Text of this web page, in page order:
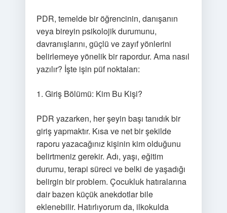
PDR, temelde bir öğrencinin, danışanın
veya bireyin psikolojik durumunu,
davranışlarını, güçlü ve zayıf yönlerini
belirlemeye yönelik bir rapordur. Ama nasıl
yazılır? İşte işin püf noktaları:
1. Giriş Bölümü: Kim Bu Kişi?
PDR yazarken, her şeyin başı tanıdık bir
giriş yapmaktır. Kısa ve net bir şekilde
raporu yazacağınız kişinin kim olduğunu
belirtmeniz gerekir. Adı, yaşı, eğitim
durumu, terapi süreci ve belki de yaşadığı
belirgin bir problem. Çocukluk hatıralarına
dair bazen küçük anekdotlar bile
eklenebilir. Hatırlıyorum da, ilkokulda